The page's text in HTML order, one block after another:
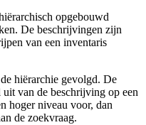
opgebouwd
De beschrijvingen zijn
van een inventaris
hiërarchie gevolgd. De
van de beschrijving op een
hoger niveau voor, dan
de zoekvraag.